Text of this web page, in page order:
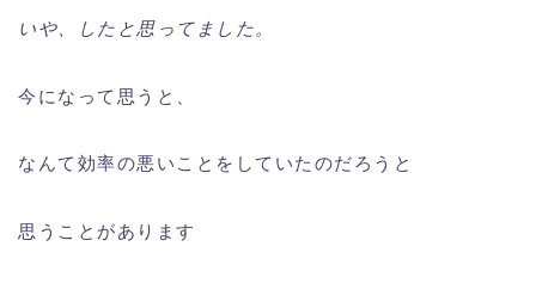
いや、したと思ってました。
今になって思うと、
なんて効率の悪いことをしていたのだろうと
思うことがあります